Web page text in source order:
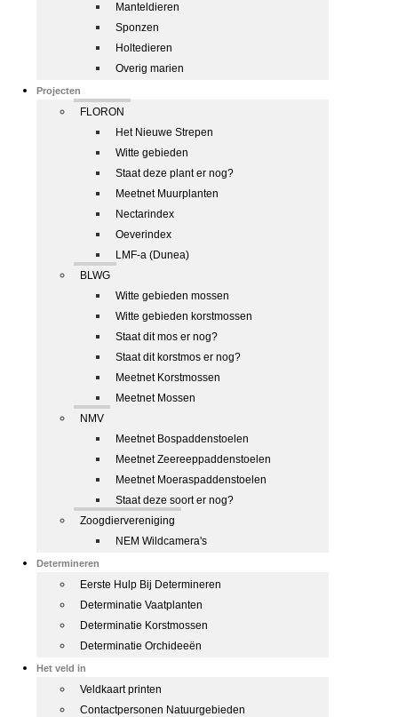
Manteldieren
Sponzen
Holtedieren
Overig marien
Projecten
FLORON
Het Nieuwe Strepen
Witte gebieden
Staat deze plant er nog?
Meetnet Muurplanten
Nectarindex
Oeverindex
LMF-a (Dunea)
BLWG
Witte gebieden mossen
Witte gebieden korstmossen
Staat dit mos er nog?
Staat dit korstmos er nog?
Meetnet Korstmossen
Meetnet Mossen
NMV
Meetnet Bospaddenstoelen
Meetnet Zeereeppaddenstoelen
Meetnet Moeraspaddenstoelen
Staat deze soort er nog?
Zoogdiervereniging
NEM Wildcamera's
Determineren
Eerste Hulp Bij Determineren
Determinatie Vaatplanten
Determinatie Korstmossen
Determinatie Orchideeën
Het veld in
Veldkaart printen
Contactpersonen Natuurgebieden